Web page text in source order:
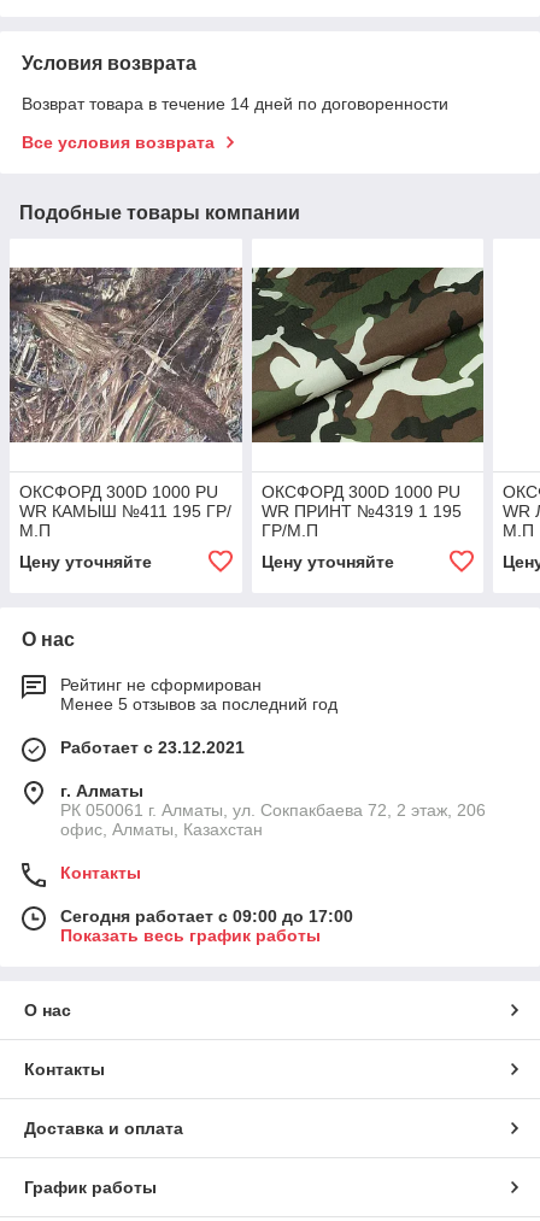
Условия возврата
Возврат товара в течение 14 дней по договоренности
Все условия возврата
Подобные товары компании
ОКСФОРД 300D 1000 PU
WR КАМЫШ №411 195 ГР/
М.П
Цену уточняйте
ОКСФОРД 300D 1000 PU
WR ПРИНТ №4319 1 195
ГР/М.П
Цену уточняйте
WR
М.П
О нас
Рейтинг не сформирован
Менее 5 отзывов за последний год
Работает с 23.12.2021
г. Алматы
РК 050061 г. Алматы, ул. Сокпакбаева 72, 2 этаж, 206
офис, Алматы, Казахстан
Контакты
Сегодня работает с 09:00 до 17:00
Показать весь график работы
О нас
Контакты
Доставка и оплата
График работы